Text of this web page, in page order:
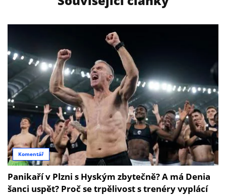
Komentář
Panikaří v Plzni s Hyským zbytečně? A má Denia
šanci uspět? Proč se trpělivost s trenéry vyplácí